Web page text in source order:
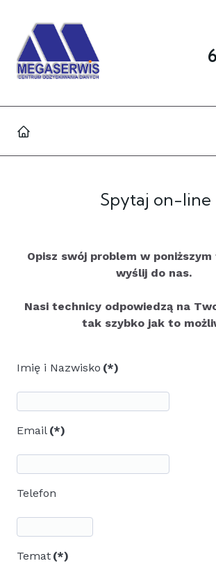
Spytaj on-line
Opisz swój problem w
wyślij do nas.
Nasi technicy odpowiedzą na
tak szybko jak to
Imię i Nazwisko (*)
Email (*)
Telefon
Temat (*)